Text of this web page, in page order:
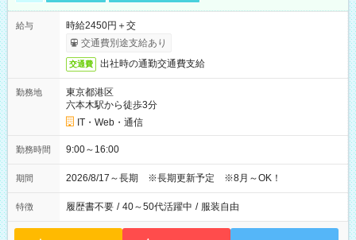
給与
時給2450円＋交
交通費別途支給あり
交通費 出社時の通勤交通費支給
勤務地
東京都港区
六本木駅から徒歩3分
IT・Web・通信
勤務時間 9:00～16:00
期間 2026/8/17～長期 ※長期更新予定 ※8月～OK！
特徴 履歴書不要 / 40～50代活躍中 / 服装自由